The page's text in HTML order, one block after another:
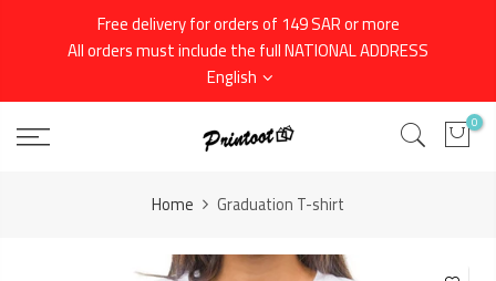
Free delivery for orders of 149 SAR or more
All orders must include the full NATIONAL ADDRESS
English
0
Home Graduation T-shirt